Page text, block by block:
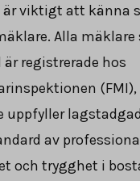
viktigt att känna
Alla mäklare
registrerade hos
uppfyller
av
och trygghet i